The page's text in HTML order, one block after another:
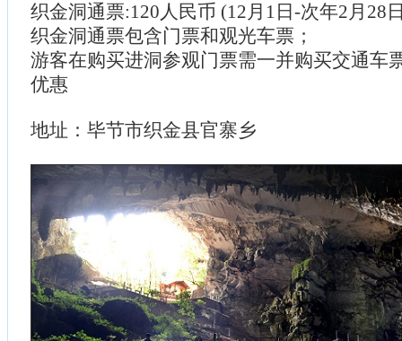
织金洞通票:120人民币 (12月1日-次年2月28
织金洞通票包含门票和观光车票；
游客在购买进洞参观门票需一并购买交通车
优惠
地址：毕节市织金县官寨乡